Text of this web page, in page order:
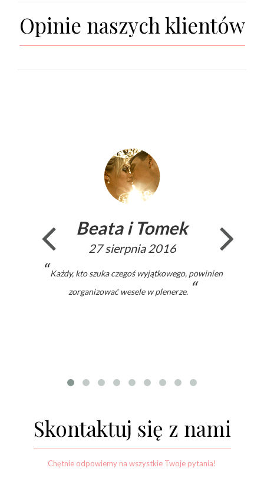
Opinie naszych klientów
Beata i Tomek
27 sierpnia 2016
“ Każdy, kto szuka czegoś wyjątkowego, powinien
zorganizować wesele w plenerze. “
Skontaktuj się z nami
Chętnie odpowiemy na wszystkie Twoje pytania!